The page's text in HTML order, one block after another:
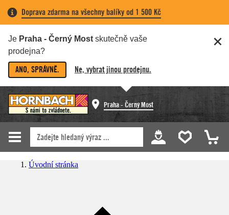
Doprava zdarma na všechny balíky od 1 500 Kč
Je Praha - Černý Most skutečně vaše
prodejna?
ANO, SPRÁVNĚ. Ne, vybrat jinou prodejnu.
Praha - Černý Most
Úvodní stránka